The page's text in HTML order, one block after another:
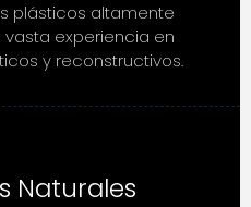
plásticos altamente
experiencia en
y reconstructivos.
Naturales